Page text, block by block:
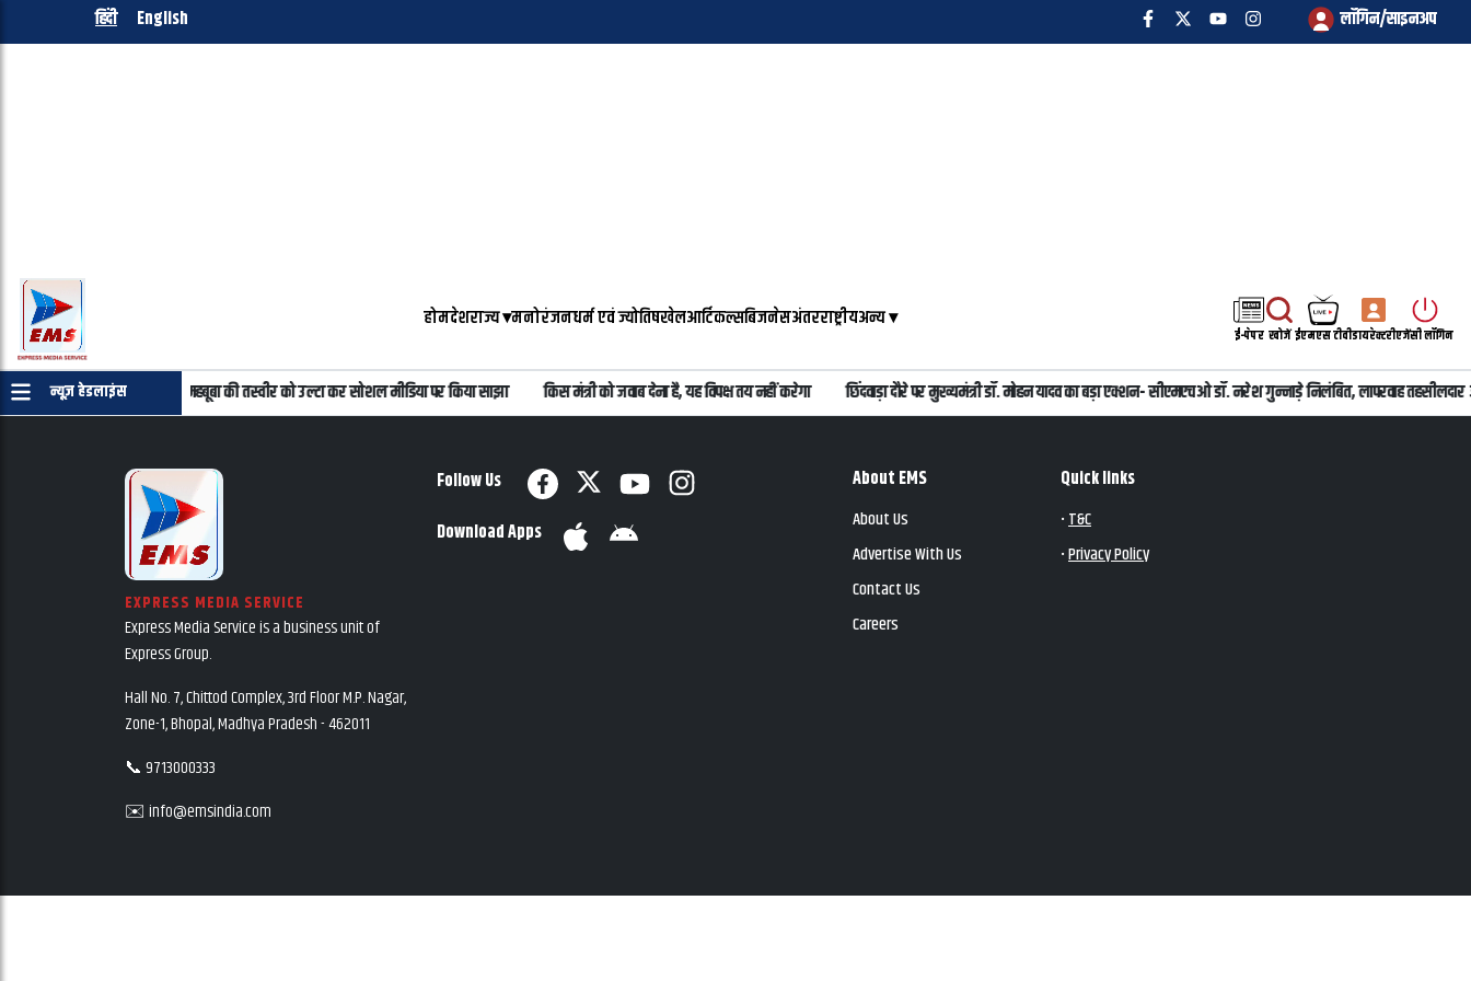
हिंदी English लॉगिन/साइनअप
होमदेशराज्य▾मनोरंजनधर्म एवं ज्योतिषखेलआर्टिकल्सबिजनेसअंतरराष्ट्रीयअन्य▾
ई-पेपर खोजें ईएमएस टीवीडायरेक्टरीएजेंसी लॉगिन
न्यूज़ हेडलाइंस
की जरुरत नहीं महबूबा की तस्वीर को उल्टा कर सोशल मीडिया पर किया साझा किस मंत्री को जवाब देना है, यह विपक्ष तय नहीं करेगा छिंदवाड़ा दौरे पर मुख्यमंत्री डॉ. मोहन यादव का बड़ा एक्शन- सीएमएचओ डॉ. नरेश गुन्नाड़े निलंबित, लापरवाह तहसीलदार
EXPRESS MEDIA SERVICE
Express Media Service is a business unit of
Express Group.
Hall No. 7, Chittod Complex, 3rd Floor M.P. Nagar,
Zone-1, Bhopal, Madhya Pradesh - 462011
📞 9713000333
✉️ info@emsindia.com
Follow Us
Download Apps
About EMS
About Us
Advertise With Us
Contact Us
Careers
Quick links
•T&C
•Privacy Policy